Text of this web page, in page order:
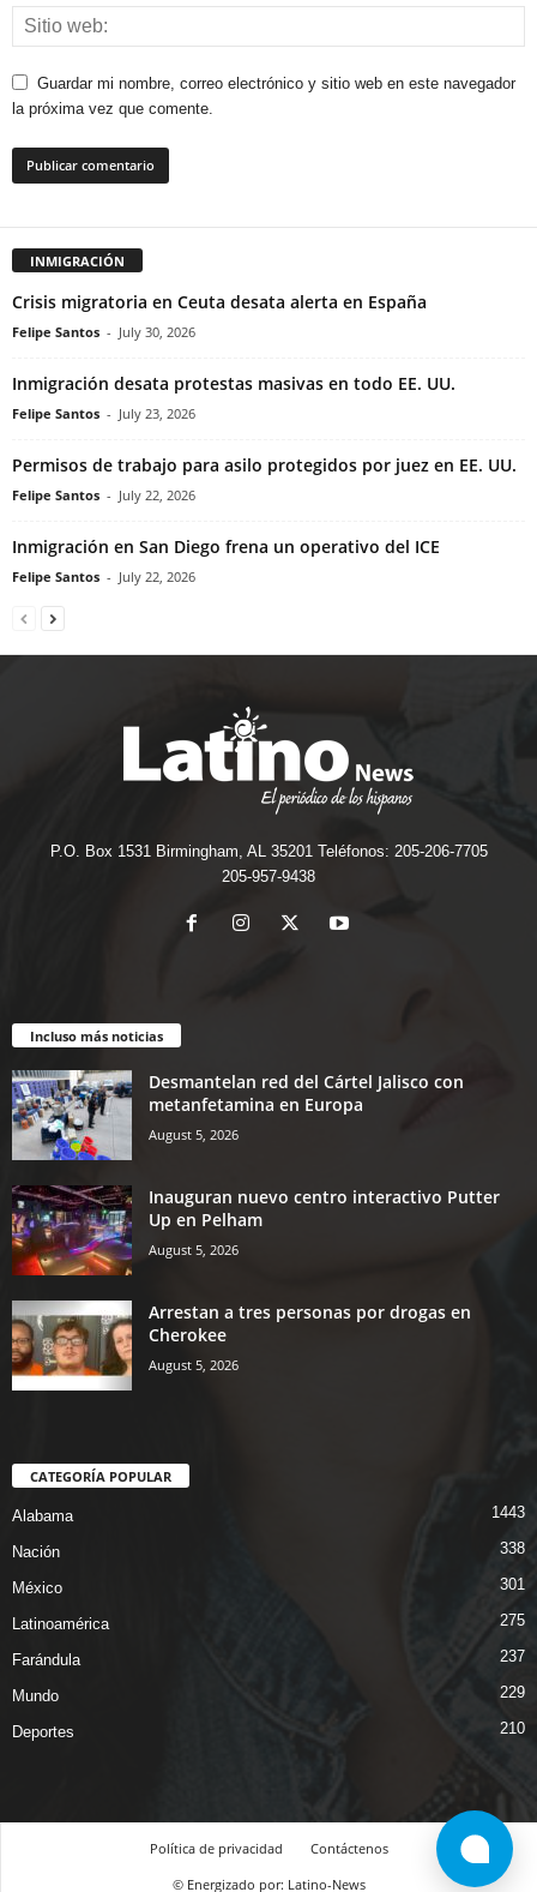
Guardar mi nombre, correo electrónico y sitio web en este navegador
la próxima vez que comente.
INMIGRACIÓN
Crisis migratoria en Ceuta desata alerta en España
Felipe Santos - July 30, 2026
Inmigración desata protestas masivas en todo EE. UU.
Felipe Santos - July 23, 2026
Permisos de trabajo para asilo protegidos por juez en EE. UU.
Felipe Santos - July 22, 2026
Inmigración en San Diego frena un operativo del ICE
Felipe Santos - July 22, 2026
P.O. Box 1531 Birmingham, AL 35201 Teléfonos: 205-206-7705
205-957-9438
Incluso más noticias
Desmantelan red del Cártel Jalisco con
metanfetamina en Europa
August 5, 2026
Inauguran nuevo centro interactivo Putter
Up en Pelham
August 5, 2026
Arrestan a tres personas por drogas en
Cherokee
August 5, 2026
CATEGORÍA POPULAR
Alabama 1443
Nación 338
México 301
Latinoamérica 275
Farándula 237
Mundo 229
Deportes 210
Política de privacidad
Contáctenos
© Energizado por: Latino-News